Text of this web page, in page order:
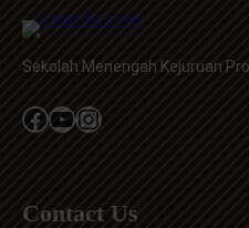
Sekolah Menengah Kejuruan
Facebook YouTube Instagram
Contact Us